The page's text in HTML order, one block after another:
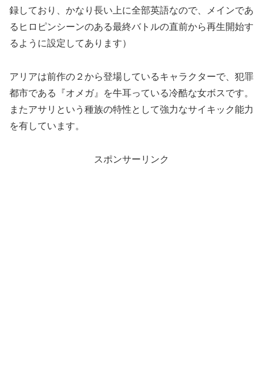
録しており、かなり長い上に全部英語なので、メインであ
るヒロピンシーンのある最終バトルの直前から再生開始す
るように設定してあります）
アリアは前作の２から登場しているキャラクターで、犯罪
都市である『オメガ』を牛耳っている冷酷な女ボスです。
またアサリという種族の特性として強力なサイキック能力
を有しています。
スポンサーリンク